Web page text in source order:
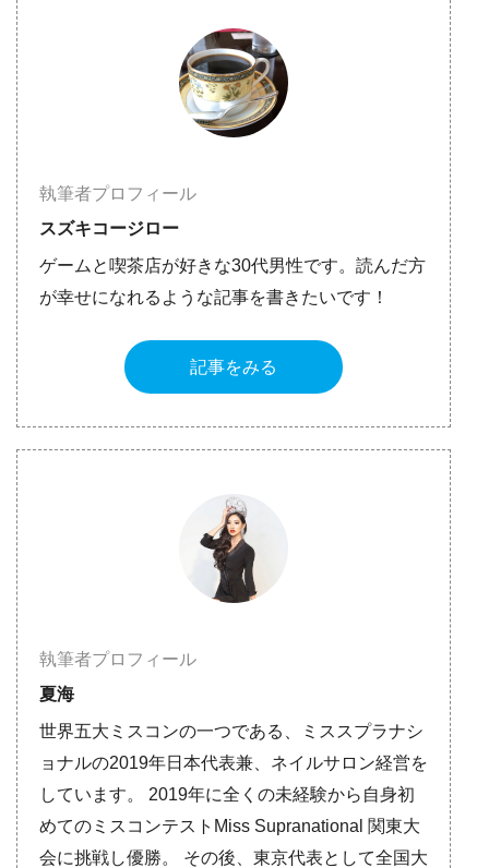
執筆者プロフィール
スズキコージロー
ゲームと喫茶店が好きな30代男性です。読んだ方
が幸せになれるような記事を書きたいです！
記事をみる
執筆者プロフィール
夏海
世界五大ミスコンの一つである、ミススプラナシ
ョナルの2019年日本代表兼、ネイルサロン経営を
しています。 2019年に全くの未経験から自身初
めてのミスコンテストMiss Supranational 関東大
会に挑戦し優勝。 その後、東京代表として全国大